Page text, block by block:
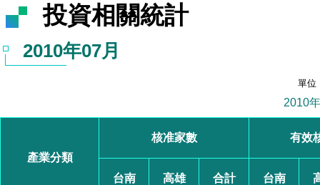
投資相關統計
2010年07月
單位
2010
產業分類
核准家數 有效
台南 高雄 合計 台南